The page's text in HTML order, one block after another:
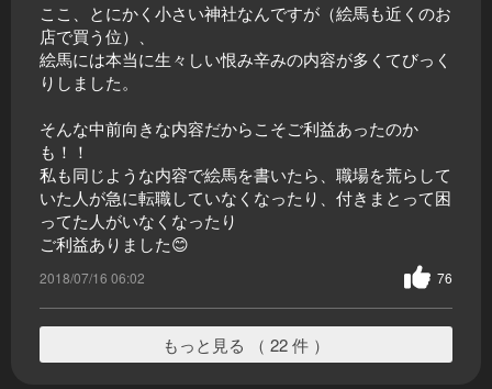
ここ、とにかく小さい神社なんですが（絵馬も近くのお
店で買う位）、
絵馬には本当に生々しい恨み辛みの内容が多くてびっく
りしました。
そんな中前向きな内容だからこそご利益あったのか
も！！
私も同じような内容で絵馬を書いたら、職場を荒らして
いた人が急に転職していなくなったり、付きまとって困
ってた人がいなくなったり
ご利益ありました😊
2018/07/16 06:02 76
もっと見る （ 22 件 ）